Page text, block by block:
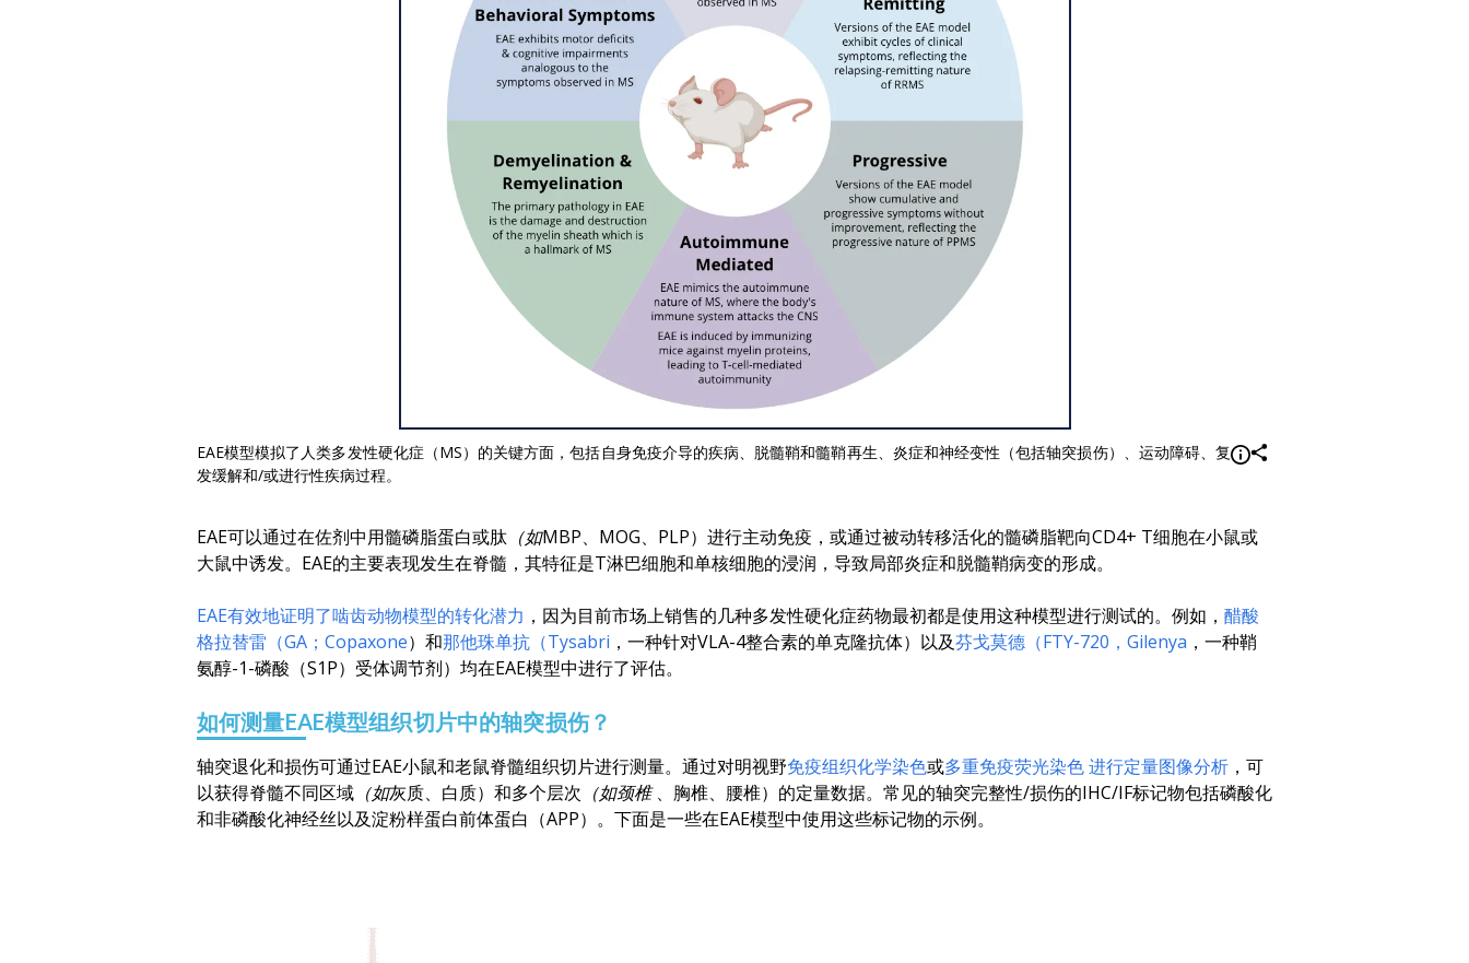
EAE模型模拟了人类多发性硬化症（MS）的关键方面，包括自身免疫介导的疾病、脱髓鞘和髓鞘再生、炎症和神经变性（包括轴突损伤）、运动障碍、复
发缓解和/或进行性疾病过程。
EAE可以通过在佐剂中用髓磷脂蛋白或肽 （如MBP、MOG、PLP）进行主动免疫，或通过被动转移活化的髓磷脂靶向CD4+ T细胞在小鼠或
大鼠中诱发。EAE的主要表现发生在脊髓，其特征是T淋巴细胞和单核细胞的浸润，导致局部炎症和脱髓鞘病变的形成。
EAE有效地证明了啮齿动物模型的转化潜力 ，因为目前市场上销售的几种多发性硬化症药物最初都是使用这种模型进行测试的。例如， 醋酸
格拉替雷（GA；Copaxone）和那他珠单抗（Tysabri ，一种针对VLA-4整合素的单克隆抗体）以及芬戈莫德（FTY-720，Gilenya ，一种鞘
氨醇-1-磷酸（S1P）受体调节剂）均在EAE模型中进行了评估。
如何测量EAE模型组织切片中的轴突损伤？
轴突退化和损伤可通过EAE小鼠和老鼠脊髓组织切片进行测量。通过对明视野免疫组织化学染色或多重免疫荧光染色进行定量图像分析 ，可
以获得脊髓不同区域 （如灰质、白质）和多个层次 （如颈椎、胸椎、腰椎）的定量数据。常见的轴突完整性/损伤的IHC/IF标记物包括磷酸化
和非磷酸化神经丝以及淀粉样蛋白前体蛋白（APP）。下面是一些在EAE模型中使用这些标记物的示例。